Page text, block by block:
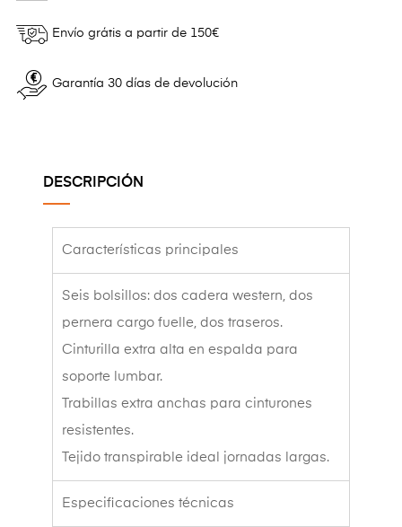
Envío grátis a partir de 150€
Garantía 30 días de devolución
DESCRIPCIÓN
Características principales
Seis bolsillos: dos cadera western, dos
pernera cargo fuelle, dos traseros.
Cinturilla extra alta en espalda para
soporte lumbar.
Trabillas extra anchas para cinturones
resistentes.
Tejido transpirable ideal jornadas largas.
Especificaciones técnicas